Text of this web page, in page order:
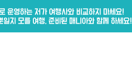
운영하는 저가 여행사와 비교하지 마세요!
일지 모를 여행, 준비된 매니아와 함께 하세요!